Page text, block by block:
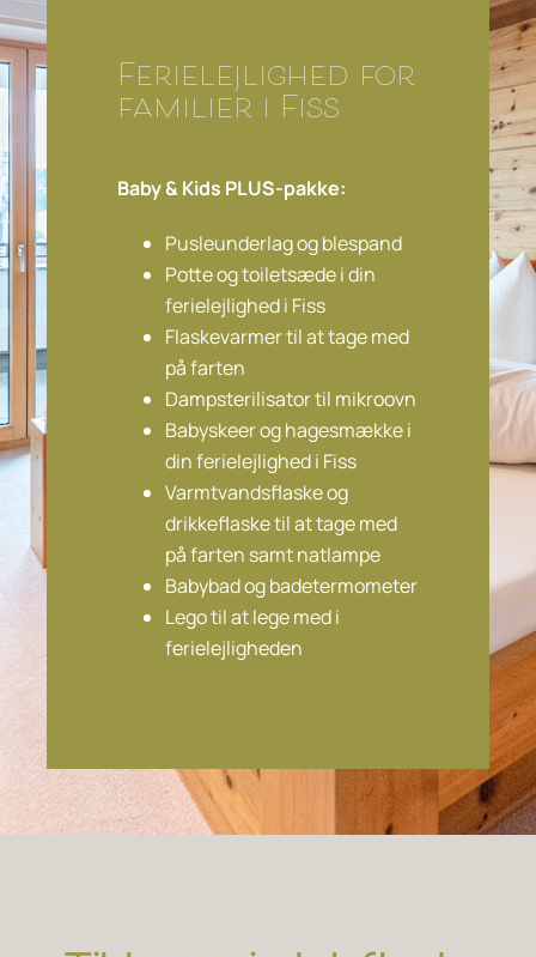
Ferielejlighed for
familier i Fiss
Baby & Kids PLUS-pakke:
Pusleunderlag og blespand
Potte og toiletsæde i din
ferielejlighed i Fiss
Flaskevarmer til at tage med
på farten
Dampsterilisator til mikroovn
Babyskeer og hagesmække i
din ferielejlighed i Fiss
Varmtvandsflaske og
drikkeflaske til at tage med
på farten samt natlampe
Babybad og badetermometer
Lego til at lege med i
ferielejligheden